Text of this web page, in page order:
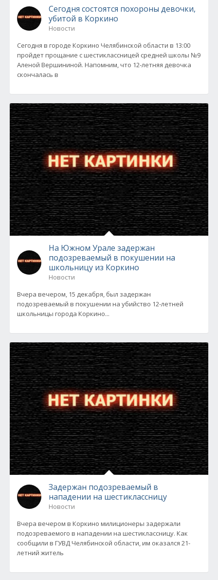
Сегодня состоятся похороны девочки,
убитой в Коркино
Новости
Сегодня в городе Коркино Челябинской области в 13:00
пройдет прощание с шестиклассницей средней школы №9
Аленой Вершининой. Напомним, что 12-летняя девочка
скончалась в
На Южном Урале задержан
подозреваемый в покушении на
школьницу из Коркино
Новости
Вчера вечером, 15 декабря, был задержан
подозреваемый в покушении на убийство 12-летней
школьницы города Коркино...
Задержан подозреваемый в
нападении на шестиклассницу
Новости
Вчера вечером в Коркино милиционеры задержали
подозреваемого в нападении на шестиклассницу. Как
сообщили в ГУВД Челябинской области, им оказался 21-
летний житель